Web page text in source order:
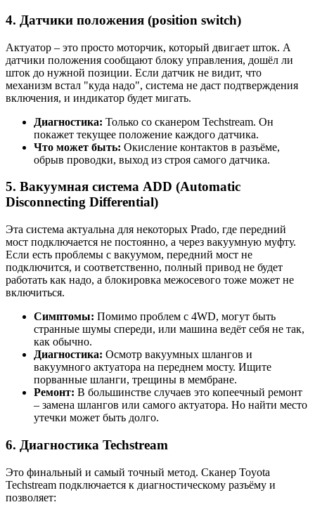
4. Датчики положения (position switch)
Актуатор – это просто моторчик, который двигает шток. А
датчики положения сообщают блоку управления, дошёл ли
шток до нужной позиции. Если датчик не видит, что
механизм встал "куда надо", система не даст подтверждения
включения, и индикатор будет мигать.
Диагностика: Только со сканером Techstream. Он
покажет текущее положение каждого датчика.
Что может быть: Окисление контактов в разъёме,
обрыв проводки, выход из строя самого датчика.
5. Вакуумная система ADD (Automatic
Disconnecting Differential)
Эта система актуальна для некоторых Prado, где передний
мост подключается не постоянно, а через вакуумную муфту.
Если есть проблемы с вакуумом, передний мост не
подключится, и соответственно, полный привод не будет
работать как надо, а блокировка межосевого тоже может не
включиться.
Симптомы: Помимо проблем с 4WD, могут быть
странные шумы спереди, или машина ведёт себя не так,
как обычно.
Диагностика: Осмотр вакуумных шлангов и
вакуумного актуатора на переднем мосту. Ищите
порванные шланги, трещины в мембране.
Ремонт: В большинстве случаев это копеечный ремонт
– замена шлангов или самого актуатора. Но найти место
утечки может быть долго.
6. Диагностика Techstream
Это финальный и самый точный метод. Сканер Toyota
Techstream подключается к диагностическому разъёму и
позволяет: